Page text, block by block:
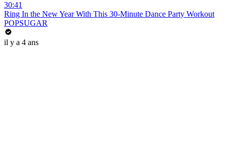
30:41
Ring In the New Year With This 30-Minute Dance Party Workout
POPSUGAR
il y a 4 ans